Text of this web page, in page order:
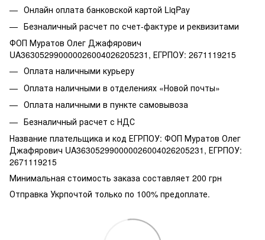
Онлайн оплата банковской картой LiqPay
Безналичный расчет по счет-фактуре и реквизитами
ФОП Муратов Олег Джафярович
UA363052990000026004026205231, ЕГРПОУ: 2671119215
Оплата наличными курьеру
Оплата наличными в отделениях «Новой почты»
Оплата наличными в пункте самовывоза
Безналичный расчет с НДС
Название плательщика и код ЕГРПОУ: ФОП Муратов Олег
Джафярович UA363052990000026004026205231, ЕГРПОУ:
2671119215
Минимальная стоимость заказа составляет 200 грн
Отправка Укрпочтой только по 100% предоплате.